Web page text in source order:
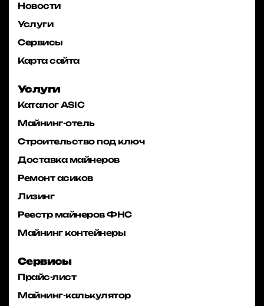
Новости
Услуги
Сервисы
Карта сайта
Услуги
Каталог ASIC
Майнинг-отель
Строительство под ключ
Доставка майнеров
Ремонт асиков
Лизинг
Реестр майнеров ФНС
Майнинг контейнеры
Сервисы
Прайс-лист
Майнинг-калькулятор